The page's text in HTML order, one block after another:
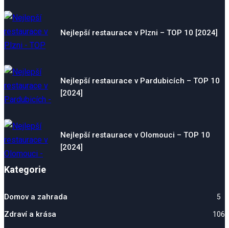
Nejlepší restaurace v Plzni – TOP 10 [2024]
Nejlepší restaurace v Pardubicích – TOP 10
[2024]
Nejlepší restaurace v Olomouci – TOP 10
[2024]
Kategorie
Domov a zahrada 5
Zdraví a krása 106